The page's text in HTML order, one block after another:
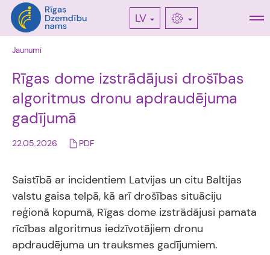
LV
Jaunumi
Rīgas dome izstrādājusi drošības
algoritmus dronu apdraudējuma
gadījumā
22.05.2026 PDF
Saistībā ar incidentiem Latvijas un citu Baltijas
valstu gaisa telpā, kā arī drošības situāciju
reģionā kopumā, Rīgas dome izstrādājusi pamata
rīcības algoritmus iedzīvotājiem dronu
apdraudējuma un trauksmes gadījumiem.